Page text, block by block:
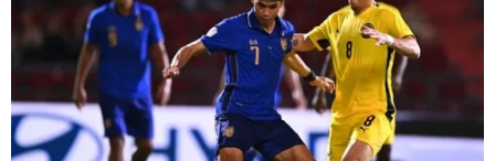
LHQ kêu gọi thế giới đồng thuận ngăn
chặn khủng hoảng hệ sinh thái